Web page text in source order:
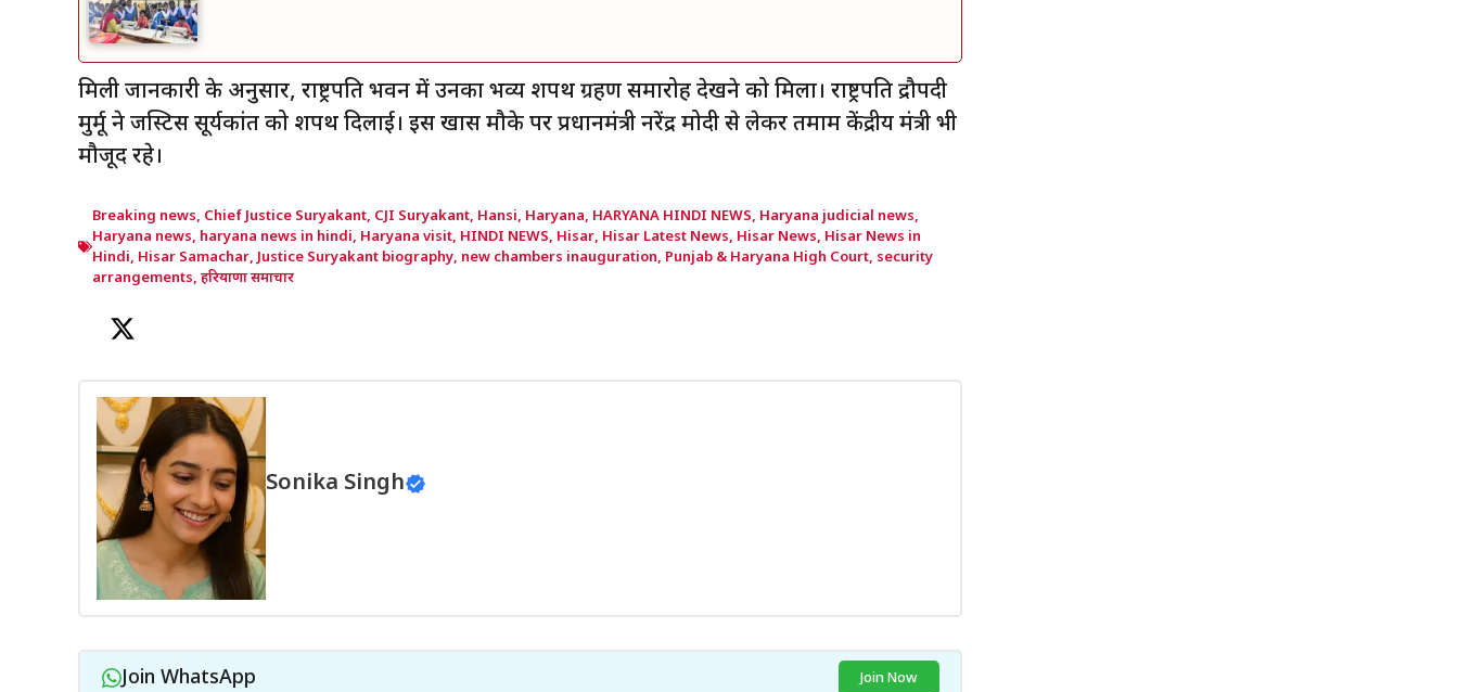
मिली जानकारी के अनुसार, राष्ट्रपति भवन में उनका भव्य शपथ ग्रहण समारोह देखने को मिला। राष्ट्रपति द्रौपदी
मुर्मू ने जस्टिस सूर्यकांत को शपथ दिलाई। इस खास मौके पर प्रधानमंत्री नरेंद्र मोदी से लेकर तमाम केंद्रीय मंत्री भी
मौजूद रहे।
Breaking news, Chief Justice Suryakant, CJI Suryakant, Hansi, Haryana, HARYANA HINDI NEWS, Haryana judicial news,
Haryana news, haryana news in hindi, Haryana visit, HINDI NEWS, Hisar, Hisar Latest News, Hisar News, Hisar News in
Hindi, Hisar Samachar, Justice Suryakant biography, new chambers inauguration, Punjab & Haryana High Court, security
arrangements, हरियाणा समाचार
Sonika Singh
Join WhatsApp Join Now